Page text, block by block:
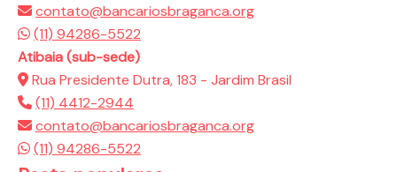
contato@bancariosbraganca.org
(11) 94286-5522
Atibaia (sub-sede)
Rua Presidente Dutra, 183 - Jardim Brasil
(11) 4412-2944
contato@bancariosbraganca.org
(11) 94286-5522